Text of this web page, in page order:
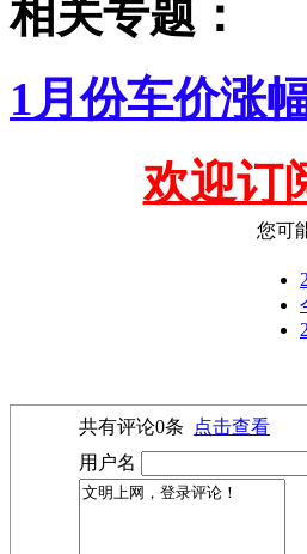
相关专题：
1月份车价涨
欢迎订
您可
共有评论0条
点击查看
用户名